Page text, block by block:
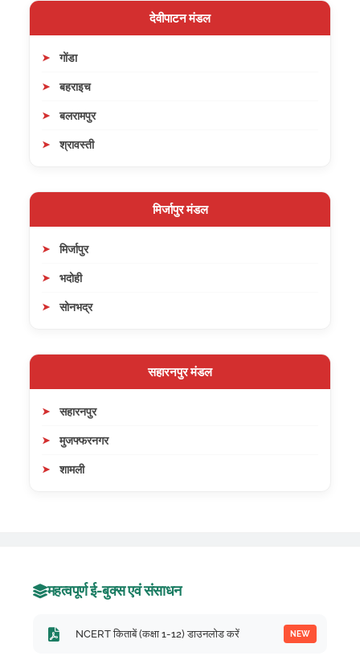
देवीपाटन मंडल
गोंडा
बहराइच
बलरामपुर
श्रावस्ती
मिर्जापुर मंडल
मिर्जापुर
भदोही
सोनभद्र
सहारनपुर मंडल
सहारनपुर
मुजफ्फरनगर
शामली
महत्वपूर्ण ई-बुक्स एवं संसाधन
NCERT किताबें (कक्षा 1-12) डाउनलोड करें NEW